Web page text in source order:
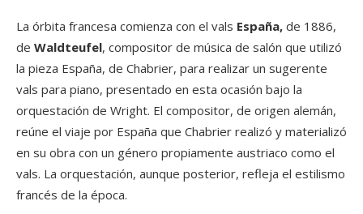
La órbita francesa comienza con el vals España, de 1886,
de Waldteufel, compositor de música de salón que utilizó
la pieza España, de Chabrier, para realizar un sugerente
vals para piano, presentado en esta ocasión bajo la
orquestación de Wright. El compositor, de origen alemán,
reúne el viaje por España que Chabrier realizó y materializó
en su obra con un género propiamente austriaco como el
vals. La orquestación, aunque posterior, refleja el estilismo
francés de la época.